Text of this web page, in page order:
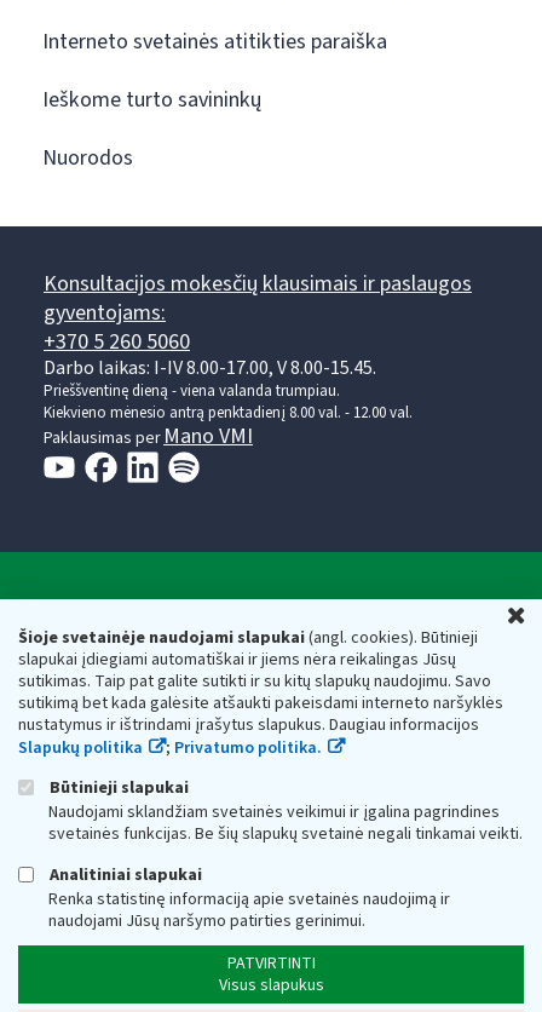
Šioje svetainėje naudojami slapukai(angl. cookies). Būtinieji
slapukai įdiegiami automatiškai ir jiems nėra reikalingas Jūsų
sutikimas. Taip pat galite sutikti ir su kitų slapukų naudojimu. Savo
sutikimą bet kada galėsite atšaukti pakeisdami interneto naršyklės
nustatymus ir ištrindami įrašytus slapukus. Daugiau informacijos
Slapukų politika
; Privatumo politika.
Būtinieji slapukai
Naudojami sklandžiam svetainės veikimui ir įgalina pagrindines
svetainės funkcijas. Be šių slapukų svetainė negali tinkamai veikti.
Analitiniai slapukai
Renka statistinę informaciją apie svetainės naudojimą ir
naudojami Jūsų naršymo patirties gerinimui.
PATVIRTINTI
Visus slapukus
Interneto svetainės atitikties paraiška
Ieškome turto savininkų
Nuorodos
Konsultacijos mokesčių klausimais ir paslaugos
gyventojams:
+370 5 260 5060
Darbo laikas: I-IV 8.00-17.00, V 8.00-15.45.
Prieššventinę dieną - viena valanda trumpiau.
Kiekvieno mėnesio antrą penktadienį 8.00 val. - 12.00 val.
Paklausimas per Mano VMI
Respublikos finansų ministerijos
Biudžetinė įstaiga. Juridinio asmens kodas — 188659752,
adresas: Vasario 16-osios g. 14, 01107 Vilnius, Lietuva, el.paštas:
vmi@vmi.lt, E. pristatymo dėžutės adresas 188659752
Duomenys apie Valstybinę mokesčių inspekciją prie Lietuvos
Respublikos finansų ministerijos kaupiami ir saugomi Juridinių